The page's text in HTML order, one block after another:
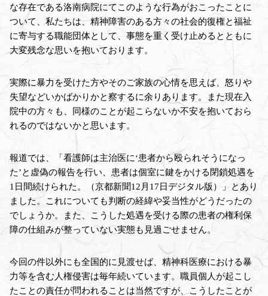
な存在である洛南病院にてこのような行為がおこったことに
ついて、私たちは、精神障害のある方々の社会的復権と福祉
に寄与する職能団体として、事態を重く受け止めるとともに
大変残念な思いを抱いております。
実際に暴力を受けた方やそのご家族の心情を思えば、怒りや
失望などいかばかりかと察するに余りあります。また現在入
院中の方々も、同様のことが起こらないか不安を抱いておら
れるのではないかと思います。
報道では、「看護師は主治医に‘患者から殴られそうになっ
た’と虚偽の報告を行い、患者は個室に鍵をかける閉鎖処遇を
1日間続けられた。（京都新聞12月17日デジタル版）」とあり
ました。これについても判断の経緯や妥当性がどうだったの
でしょうか。また、こうした処遇を受ける際の患者の権利保
障の仕組みが整っていない実態も見過ごせません。
今回の件以外にも全国的に見渡せば、精神科医療における暴
力等を含む人権侵害は毎年続いています。職員個人が起こし
たことの責任が問われることは当然ですが、こうしたことが